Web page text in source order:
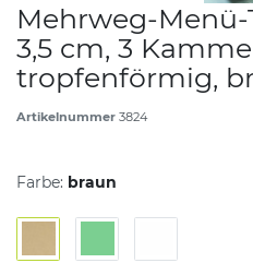
Mehrweg-Menü-
3,5 cm, 3
tropfenförmig,
Artikelnummer 3824
Farbe: braun